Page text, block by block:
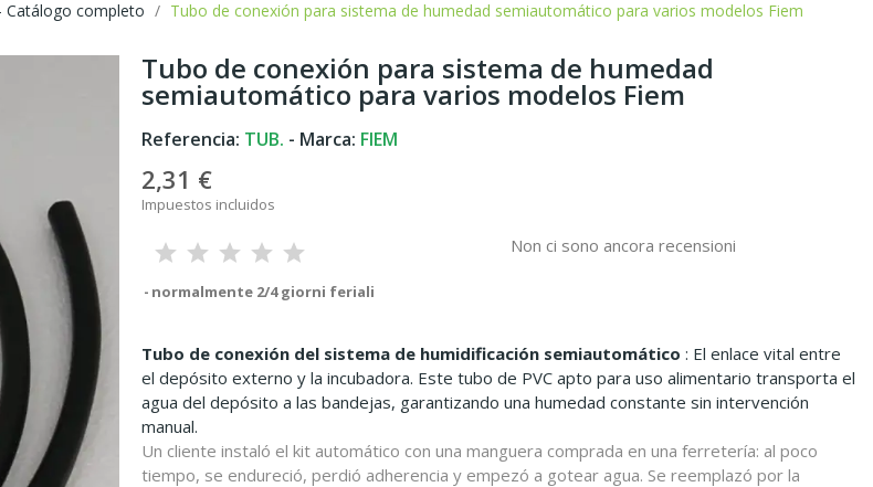
Catálogo completo Tubo de conexión para sistema de humedad semiautomático para varios modelos Fiem
Tubo de conexión para sistema de humedad
semiautomático para varios modelos Fiem
Referencia: TUB. - Marca: FIEM
2,31 €
Impuestos incluidos
Non ci sono ancora recensioni
normalmente 2/4 giorni feriali
Tubo de conexión del sistema de humidificación semiautomático : El enlace vital entre
el depósito externo y la incubadora. Este tubo de PVC apto para uso alimentario transporta el
agua del depósito a las bandejas, garantizando una humedad constante sin intervención
manual.
Un cliente instaló el kit automático con una manguera comprada en una ferretería: al poco
tiempo, se endureció, perdió adherencia y empezó a gotear agua. Se reemplazó por la